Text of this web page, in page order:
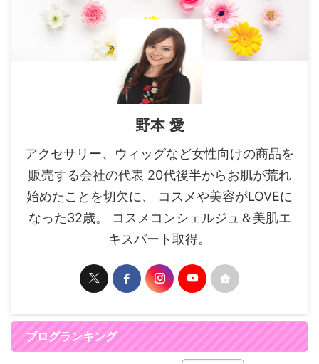
野本 愛
アクセサリー、ウィッグなど女性向けの商品を
販売する会社の代表 20代後半からお肌が荒れ
始めたことを切欠に、 コスメや美容がLOVEに
なった32歳。 コスメコンシェルジュ＆美肌エ
キスパート取得。
ブログランキング